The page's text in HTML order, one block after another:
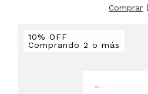
10% OFF
Comprando 2 o más